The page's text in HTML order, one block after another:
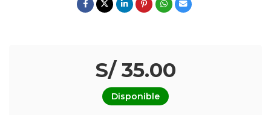
S/ 35.00
Disponible